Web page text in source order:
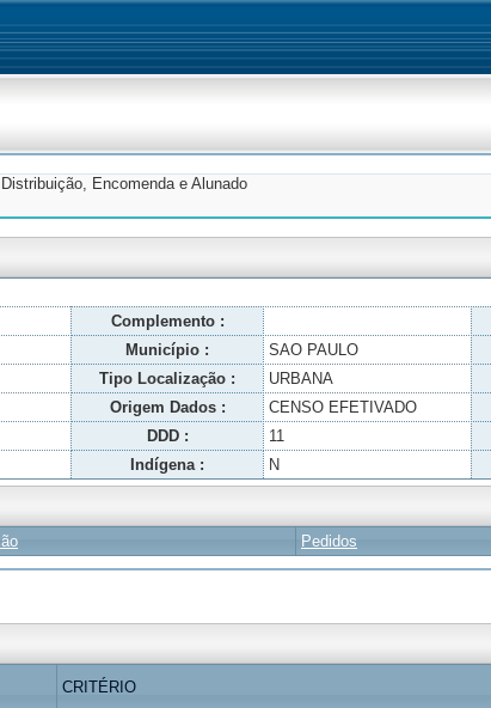
Encomenda e Alunado
Complemento :
Município : SAO PAULO
Tipo Localização : URBANA
Origem Dados : CENSO EFETIVADO
DDD : 11
Indígena : N
Pedidos
CRITÉRIO